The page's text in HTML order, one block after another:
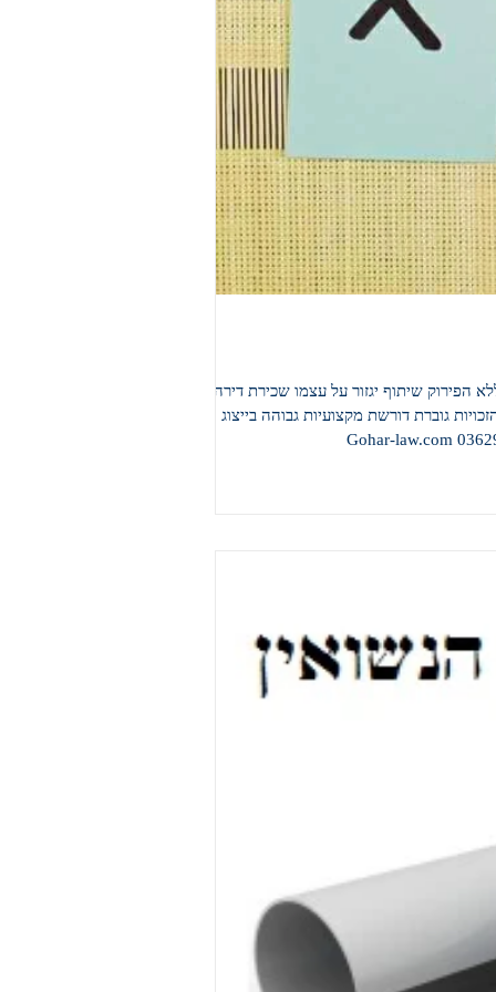
הפירוק שיתוף יגזור על עצמו שכירת דירה
גוברת דורשת מקצועיות גבוהה בייצוג